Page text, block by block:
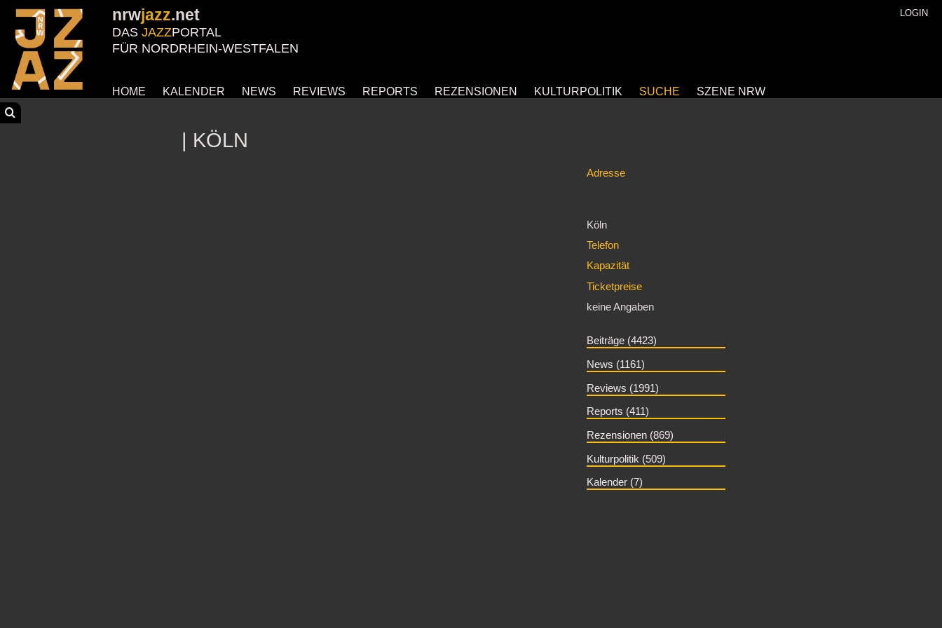
nrwjazz.net
DAS JAZZPORTAL
FÜR NORDRHEIN-WESTFALEN
LOGIN
HOME KALENDER NEWS REVIEWS REPORTS REZENSIONEN KULTURPOLITIK SUCHE SZENE NRW
| KÖLN
Adresse
Köln
Telefon
Kapazität
Ticketpreise
keine Angaben
Beiträge (4423)
News (1161)
Reviews (1991)
Reports (411)
Rezensionen (869)
Kulturpolitik (509)
Kalender (7)